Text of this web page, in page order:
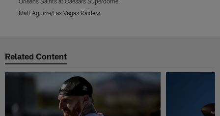
Matt Aguirre/Las Vegas Raiders
Related Content